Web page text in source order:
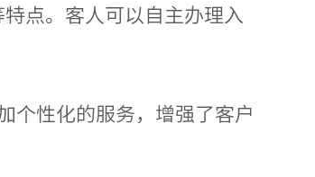
点。客人可以自主办理入
个性化的服务，增强了客户